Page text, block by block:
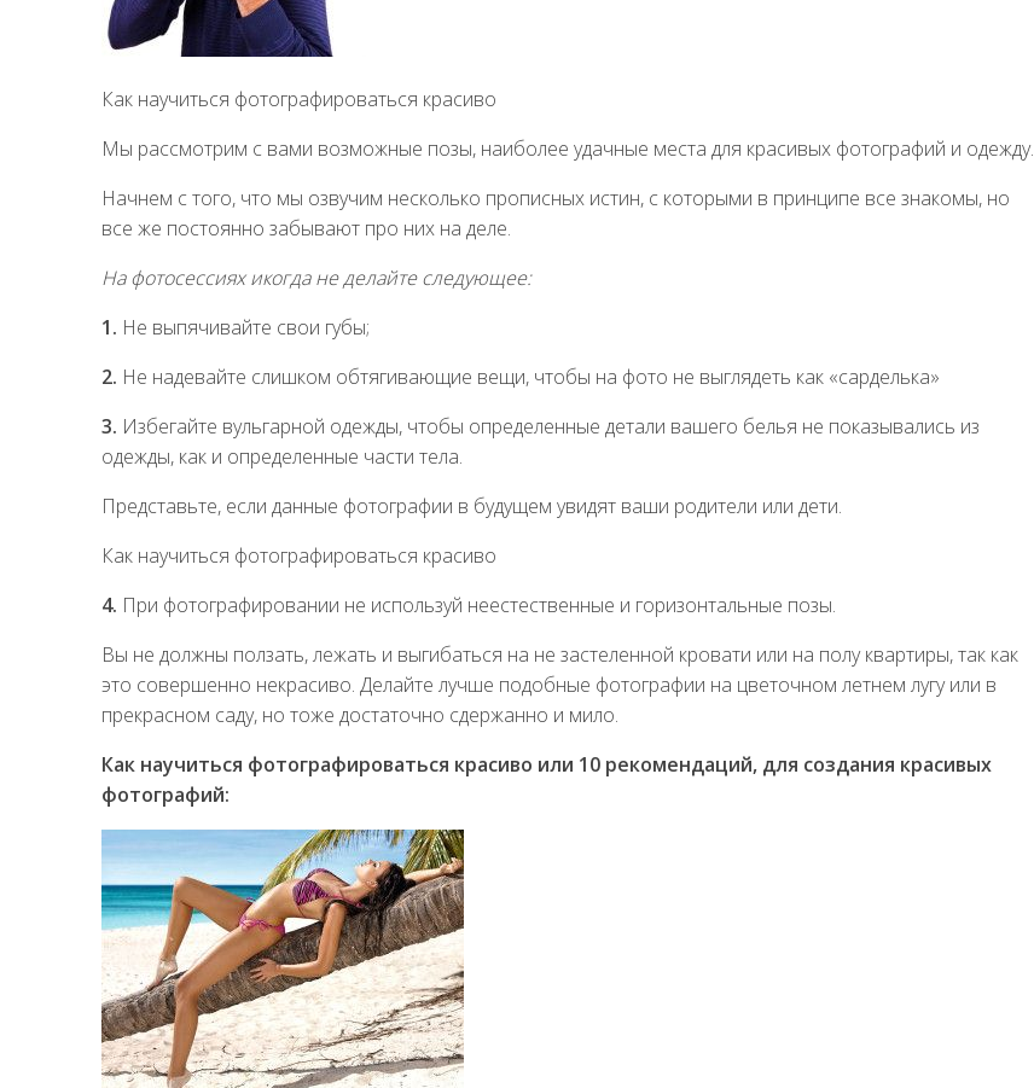
Как научиться фотографироваться красиво
Мы рассмотрим с вами возможные позы, наиболее удачные места для красивых фотографий и одежду.
Начнем с того, что мы озвучим несколько прописных истин, с которыми в принципе все знакомы, но
все же постоянно забывают про них на деле.
На фотосессиях икогда не делайте следующее:
1. Не выпячивайте свои губы;
2. Не надевайте слишком обтягивающие вещи, чтобы на фото не выглядеть как «сарделька»
3. Избегайте вульгарной одежды, чтобы определенные детали вашего белья не показывались из
одежды, как и определенные части тела.
Представьте, если данные фотографии в будущем увидят ваши родители или дети.
Как научиться фотографироваться красиво
4. При фотографировании не используй неестественные и горизонтальные позы.
Вы не должны ползать, лежать и выгибаться на не застеленной кровати или на полу квартиры, так как
это совершенно некрасиво. Делайте лучше подобные фотографии на цветочном летнем лугу или в
прекрасном саду, но тоже достаточно сдержанно и мило.
Как научиться фотографироваться красиво или 10 рекомендаций, для создания красивых
фотографий: